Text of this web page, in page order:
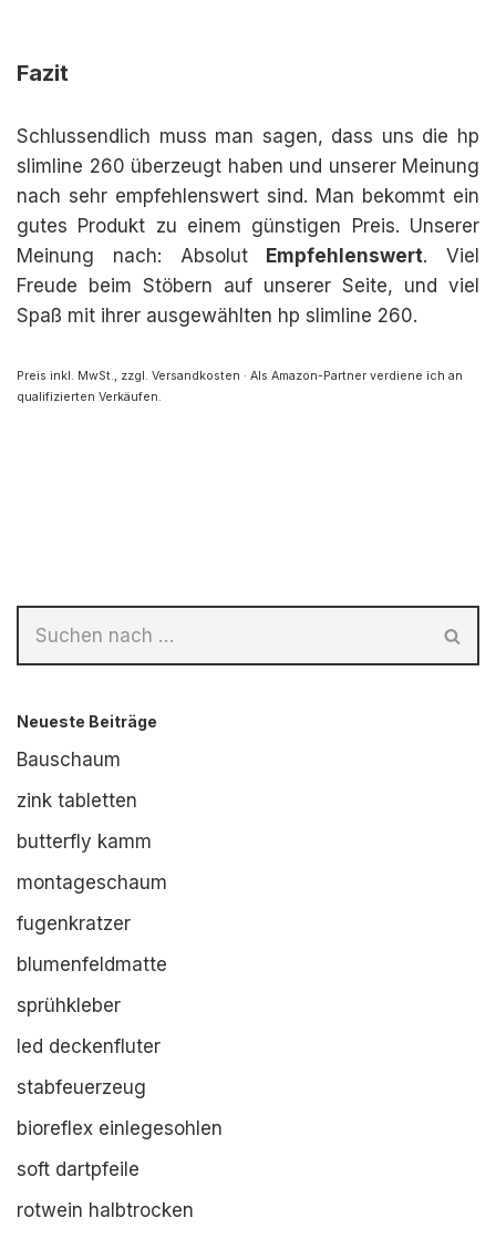
Fazit
Schlussendlich muss man sagen, dass uns die hp
slimline 260 überzeugt haben und unserer Meinung
nach sehr empfehlenswert sind. Man bekommt ein
gutes Produkt zu einem günstigen Preis. Unserer
Meinung nach: Absolut
Empfehlenswert. Viel
Freude beim Stöbern auf unserer Seite, und viel
Spaß mit ihrer ausgewählten hp slimline 260.
Preis inkl. MwSt., zzgl. Versandkosten · Als Amazon-Partner verdiene ich an
qualifizierten Verkäufen.
Neueste Beiträge
Bauschaum
zink tabletten
butterfly kamm
montageschaum
fugenkratzer
blumenfeldmatte
sprühkleber
led deckenfluter
stabfeuerzeug
bioreflex einlegesohlen
soft dartpfeile
rotwein halbtrocken